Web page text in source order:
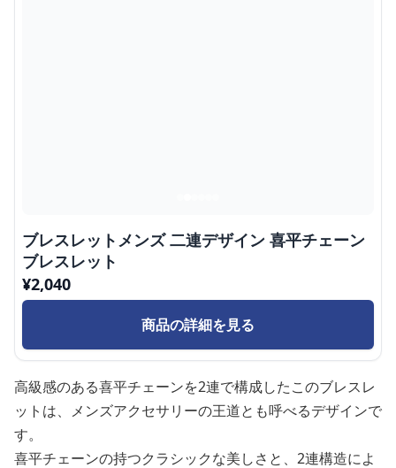
ブレスレットメンズ 二連デザイン 喜平チェーン
ブレスレット
¥2,040
商品の詳細を見る
高級感のある喜平チェーンを2連で構成したこのブレスレ
ットは、メンズアクセサリーの王道とも呼べるデザインで
す。
喜平チェーンの持つクラシックな美しさと、2連構造によ